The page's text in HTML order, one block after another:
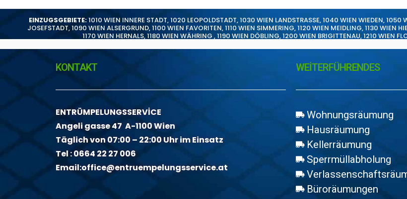
EINZUGSGEBIETE:1010 WIEN INNERE STADT,1020 LEOPOLDSTADT,1030 WIEN LANDSTRASSE,1040 WIEN WIEDEN,1050
JOSEFSTADT,1090 WIEN ALSERGRUND,1100 WIEN FAVORITEN,1110 WIEN SIMMERING,1120 WIEN MEIDLING,1130 WIEN
1170 WIEN HERNALS,1180 WIEN WÄHRING ,1190 WIEN DÖBLING,1200 WIEN BRIGITTENAU,1210 WIEN
KONTAKT
ENTRÜMPELUNGSSERVİCE
Angeli gasse 47 A-1100 Wien
Täglich von 07:00 – 22:00 Uhr im Einsatz
Tel :0664 22 27 006
Email:office@entruempelungsservice.at
WEİTERFÜHRENDES
Wohnungsräumung
Hausräumung
Kellerräumung
Sperrmüllabholung
Büroräumungen